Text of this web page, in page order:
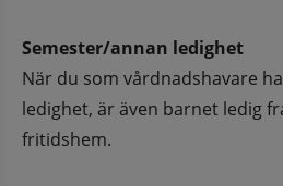
Semester/annan ledighet
När du som vårdnadshavare
ledighet, är även barnet ledig
fritidshem.